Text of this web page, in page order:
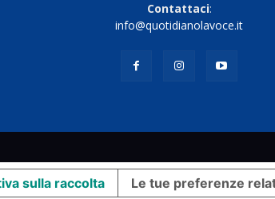
Contattaci:
info@quotidianolavoce.it
sulla raccolta Le tue preferenze